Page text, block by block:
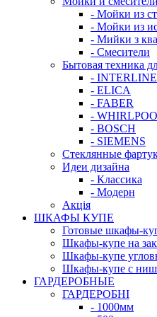
- Мойки из
- Мойки из
- Мийки з
- Смесители
Бытовая техника
- INTERLINE
- ELICA
- FABER
-
- BOSCH
- SIEMENS
Стеклянные
Идеи дизайна
- Класcика
- Модерн
Акція
ШКАФЫ КУПЕ
Готовые шкафы-
Шкафы-купе на
Шкафы-купе
Шкафы-купе с
ГАРДЕРОБНЫЕ
ГАРДЕРОБНІ
- 1000мм